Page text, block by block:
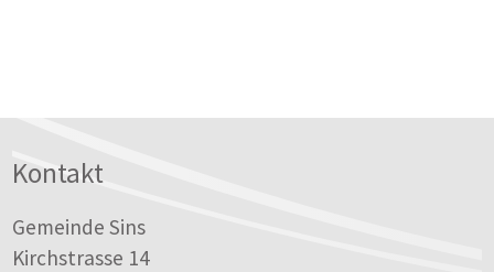
Kontakt
Gemeinde Sins
Kirchstrasse 14